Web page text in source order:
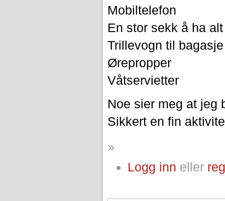
Mobiltelefon
En stor sekk å ha
Trillevogn til bagasje
Ørepropper
Våtservietter
Noe sier meg at jeg
Sikkert en fin
»
Logg inn eller